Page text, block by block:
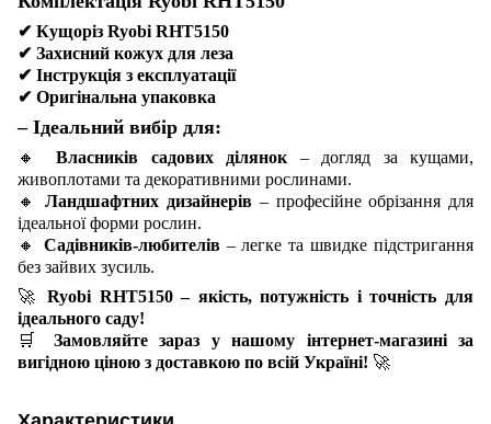
✔ Кущоріз Ryobi RHT5150
✔ Захисний кожух для леза
✔ Інструкція з експлуатації
✔ Оригінальна упаковка
– Ідеальний вибір для:
🔸 Власників садових ділянок – догляд за кущами,
живоплотами та декоративними рослинами.
🔸
Ландшафтних дизайнерів – професійне обрізання для
ідеальної форми рослин.
🔸
Садівників-любителів– легке та швидке підстригання
без зайвих зусиль.
🚀
Ryobi RHT5150 – якість, потужність і точність для
ідеального саду!
🛒
Замовляйте зараз у нашому інтернет-магазині за
вигідною ціною з доставкою по всій Україні! 🚀